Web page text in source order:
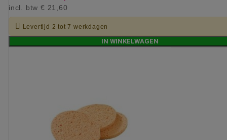
incl. btw € 21,60
 Levertijd 2 tot 7 werkdagen
IN WINKELWAGEN